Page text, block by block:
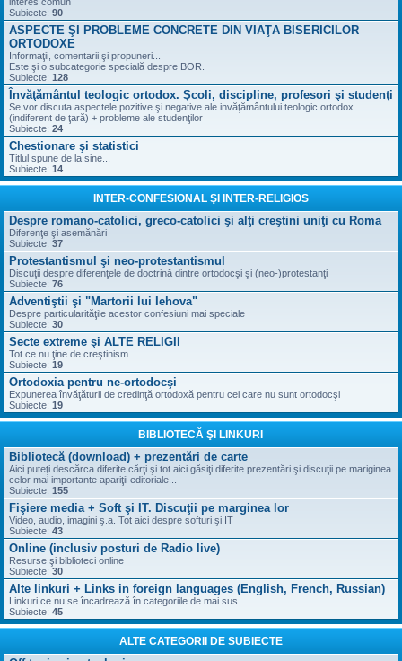
Subiecte: 90
ASPECTE ŞI PROBLEME CONCRETE DIN VIAŢA BISERICILOR
ORTODOXE
Informaţii, comentarii şi propuneri...
Este şi o subcategorie specială despre BOR.
Subiecte: 128
Învăţământul teologic ortodox. Şcoli, discipline, profesori şi studenţi
Se vor discuta aspectele pozitive şi negative ale invăţământului teologic ortodox
(indiferent de ţară) + probleme ale studenţilor
Subiecte: 24
Chestionare şi statistici
Titlul spune de la sine...
Subiecte: 14
INTER-CONFESIONAL ŞI INTER-RELIGIOS
Despre romano-catolici, greco-catolici şi alţi creştini uniţi cu Roma
Diferenţe şi asemănări
Subiecte: 37
Protestantismul şi neo-protestantismul
Discuţii despre diferenţele de doctrină dintre ortodocşi şi (neo-)protestanţi
Subiecte: 76
Adventiştii şi "Martorii lui Iehova"
Despre particularităţile acestor confesiuni mai speciale
Subiecte: 30
Secte extreme şi ALTE RELIGII
Tot ce nu ţine de creştinism
Subiecte: 19
Ortodoxia pentru ne-ortodocşi
Expunerea învăţăturii de credinţă ortodoxă pentru cei care nu sunt ortodocşi
Subiecte: 19
BIBLIOTECĂ ŞI LINKURI
Bibliotecă (download) + prezentări de carte
Aici puteţi descărca diferite cărţi şi tot aici găsiţi diferite prezentări şi discuţii pe mariginea
celor mai importante apariţii editoriale...
Subiecte: 155
Fişiere media + Soft şi IT. Discuţii pe marginea lor
Video, audio, imagini ş.a. Tot aici despre softuri şi IT
Subiecte: 43
Online (inclusiv posturi de Radio live)
Resurse şi biblioteci online
Subiecte: 30
Alte linkuri + Links in foreign languages (English, French, Russian)
Linkuri ce nu se încadrează în categoriile de mai sus
Subiecte: 45
ALTE CATEGORII DE SUBIECTE